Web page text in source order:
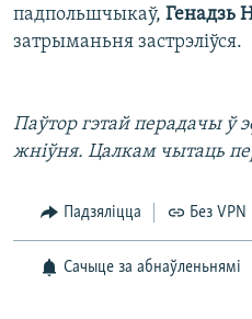
падпольшчыкаў, Генадзь
затрыманьня застрэліўся.
Паўтор гэтай перадачы ў
жніўня. Цалкам чытаць
Падзяліцца Без VPN
Сачыце за абнаўленьнямі